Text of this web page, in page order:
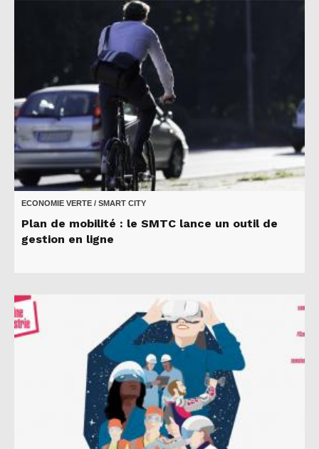
ECONOMIE VERTE / SMART CITY
Plan de mobilité : le SMTC lance un outil de
gestion en ligne